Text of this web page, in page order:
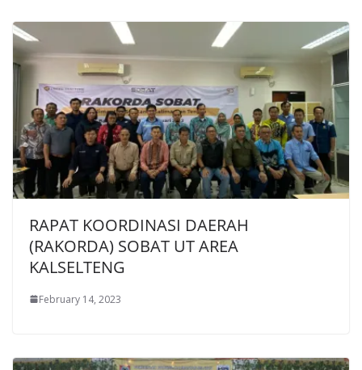
RAPAT KOORDINASI DAERAH
(RAKORDA) SOBAT UT AREA
KALSELTENG
February 14, 2023